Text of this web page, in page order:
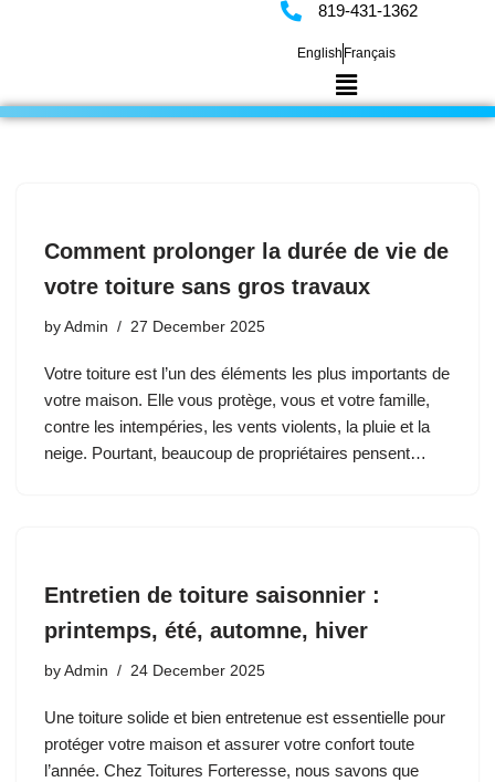
content
819-431-1362
English Français
Comment prolonger la durée de vie de
votre toiture sans gros travaux
by Admin 27 December 2025
Votre toiture est l’un des éléments les plus importants de
votre maison. Elle vous protège, vous et votre famille,
contre les intempéries, les vents violents, la pluie et la
neige. Pourtant, beaucoup de propriétaires pensent…
Entretien de toiture saisonnier :
printemps, été, automne, hiver
by Admin 24 December 2025
Une toiture solide et bien entretenue est essentielle pour
protéger votre maison et assurer votre confort toute
l’année. Chez Toitures Forteresse, nous savons que